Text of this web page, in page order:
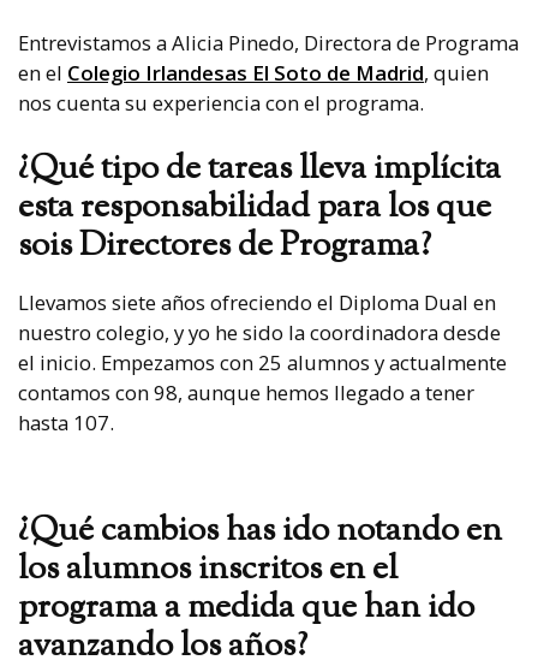
Entrevistamos a Alicia Pinedo, Directora de Programa
en el Colegio Irlandesas El Soto de Madrid, quien
nos cuenta su experiencia con el programa.
¿Qué tipo de tareas lleva implícita
esta responsabilidad para los que
sois Directores de Programa?
Llevamos siete años ofreciendo el Diploma Dual en
nuestro colegio, y yo he sido la coordinadora desde
el inicio. Empezamos con 25 alumnos y actualmente
contamos con 98, aunque hemos llegado a tener
hasta 107.
¿Qué cambios has ido notando en
los alumnos inscritos en el
programa a medida que han ido
avanzando los años?